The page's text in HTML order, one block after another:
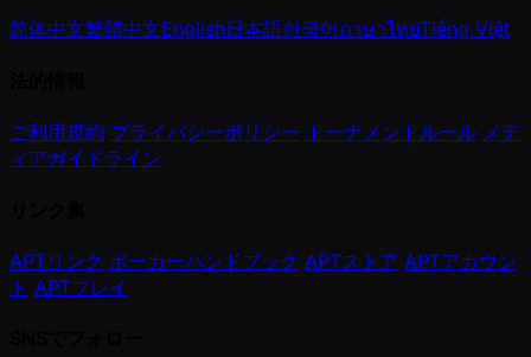
简体中文繁體中文English日本語한국어ภาษาไทยTiếng Việt
ご利用規約 プライバシーポリシー トーナメントルール メデ
ィアガイドライン
APTリンク ポーカーハンドブック APTストア APTアカウン
ト APTプレイ